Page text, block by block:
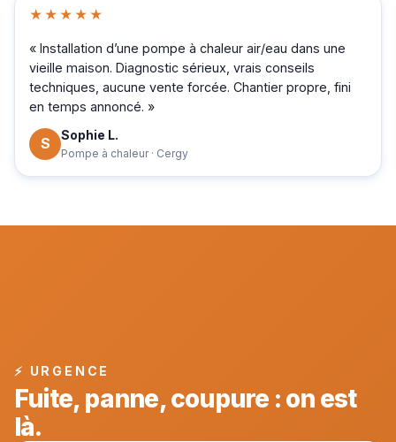
★★★★★
« Installation d’une pompe à chaleur air/eau dans une
vieille maison. Diagnostic sérieux, vrais conseils
techniques, aucune vente forcée. Chantier propre, fini
en temps annoncé. »
S Sophie L.
Pompe à chaleur · Cergy
⚡ URGENCE
Fuite, panne, coupure : on est
là.